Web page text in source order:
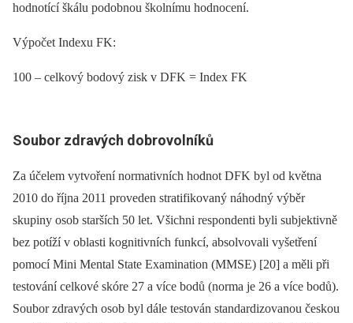
hodnotící škálu podobnou školnímu hodnocení.
Výpočet Indexu FK:
100 –⁠ celkový bodový zisk v DFK = Index FK
Soubor zdravých dobrovolníků
Za účelem vytvoření normativních hodnot DFK byl od května
2010 do října 2011 proveden stratifikovaný náhodný výběr
skupiny osob starších 50 let. Všichni respondenti byli subjektivně
bez potíží v oblasti kognitivních funkcí, absolvovali vyšetření
pomocí Mini Mental State Examination (MMSE) [20] a měli při
testování celkové skóre 27 a více bodů (norma je 26 a více bodů).
Soubor zdravých osob byl dále testován standardizovanou českou